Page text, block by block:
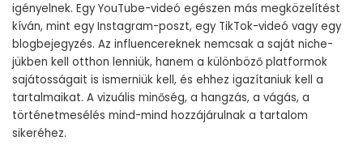
igényelnek. Egy YouTube-videó egészen más megközelítést
kíván, mint egy Instagram-poszt, egy TikTok-videó vagy egy
blogbejegyzés. Az influencereknek nemcsak a saját niche-
jükben kell otthon lenniük, hanem a különböző platformok
sajátosságait is ismerniük kell, és ehhez igazítaniuk kell a
tartalmaikat. A vizuális minőség, a hangzás, a vágás, a
történetmesélés mind-mind hozzájárulnak a tartalom
sikeréhez.